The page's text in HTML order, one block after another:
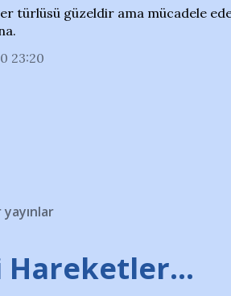
türlüsü güzeldir ama mücadele
23:20